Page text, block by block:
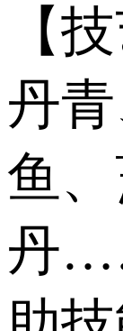
【
丹
鱼
丹